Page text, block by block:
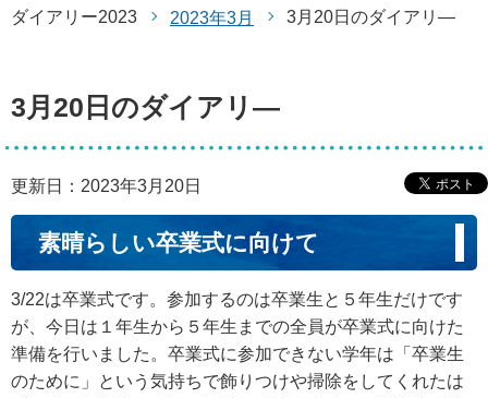
ダイアリー2023
2023年3月 3月20日のダイアリ―
3月20日のダイアリ―
更新日：2023年3月20日
素晴らしい卒業式に向けて
3/22は卒業式です。参加するのは卒業生と５年生だけです
が、今日は１年生から５年生までの全員が卒業式に向けた
準備を行いました。卒業式に参加できない学年は「卒業生
のために」という気持ちで飾りつけや掃除をしてくれたは